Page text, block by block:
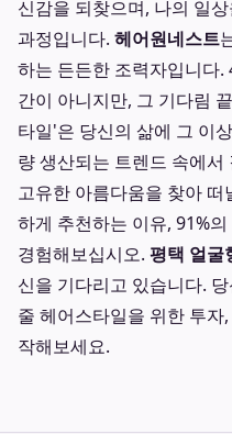
신감을 되찾으며, 나의 일
과정입니다. 헤어원네스트
하는 든든한 조력자입니다.
간이 아니지만, 그 기다림
타일'은 당신의 삶에 그 이
량 생산되는 트렌드 속에
고유한 아름다움을 찾아
하게 추천하는 이유, 91%
경험해보십시오. 평택 얼굴
신을 기다리고 있습니다.
줄 헤어스타일을 위한 투자
작해보세요.